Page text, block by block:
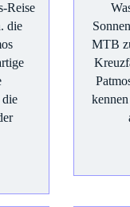
Reise
die
die
MTB